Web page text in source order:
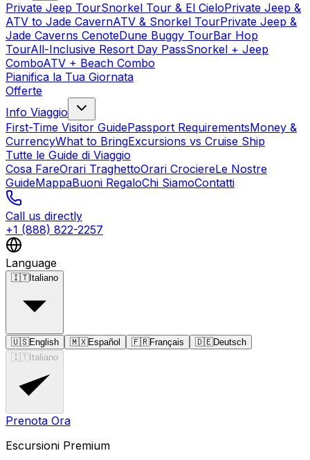
Private Jeep TourSnorkel Tour & El CieloPrivate Jeep &
ATV to Jade CavernATV & Snorkel TourPrivate Jeep &
Jade Caverns CenoteDune Buggy TourBar Hop
TourAll-Inclusive Resort Day PassSnorkel + Jeep
ComboATV + Beach Combo
Pianifica la Tua Giornata
Offerte
Info Viaggio
First-Time Visitor GuidePassport RequirementsMoney &
CurrencyWhat to BringExcursions vs Cruise Ship
Tutte le Guide di Viaggio
Cosa FareOrari TraghettoOrari CrociereLe Nostre
GuideMappaBuoni RegaloChi SiamoContatti
Call us directly
+1 (888) 822-2257
Language
🇮🇹Italiano
🇺🇸English 🇲🇽Español 🇫🇷Français 🇩🇪Deutsch
🇮🇹 Italiano
Prenota Ora
Escursioni Premium